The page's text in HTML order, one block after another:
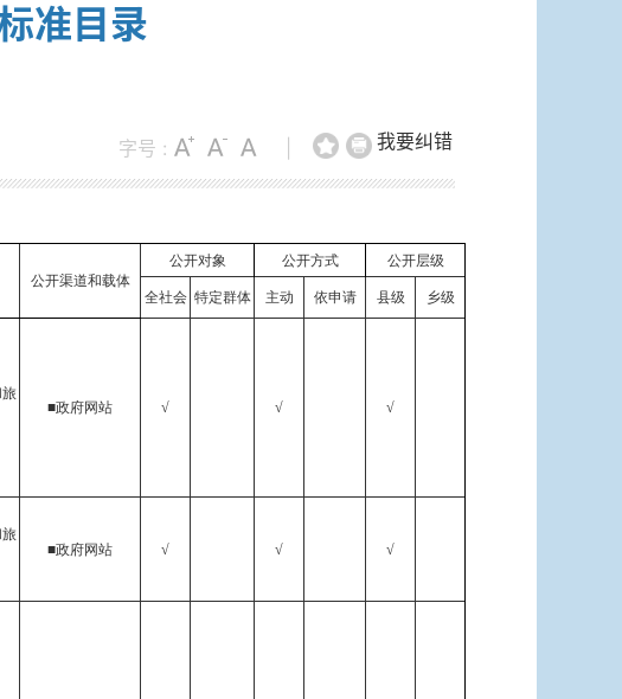
准目录
我要纠错
字号 :
公开渠道和载体
公开对象 公开方式 公开层级
全社会 特定群体 主动 依申请 县级 乡级
■政府网站 √ √ √
■政府网站 √ √ √